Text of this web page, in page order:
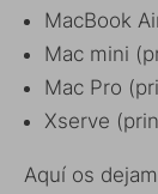
MacBook
Mac mini
Mac Pro
Xserve
Aquí os